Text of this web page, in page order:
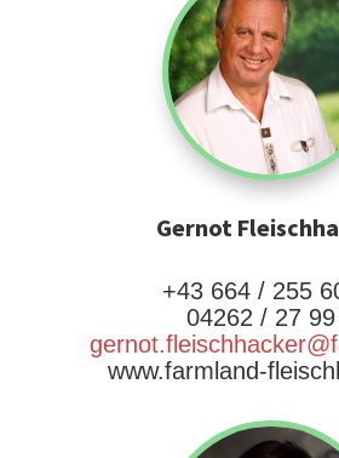
Gernot
+43 664 / 255
04262 / 27
www.farmland-